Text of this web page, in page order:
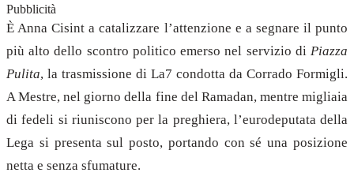
Pubblicità
È Anna Cisint a catalizzare l’attenzione e a segnare il punto
più alto dello scontro politico emerso nel servizio di Piazza
Pulita, la trasmissione di La7 condotta da Corrado Formigli.
A Mestre, nel giorno della fine del Ramadan, mentre migliaia
di fedeli si riuniscono per la preghiera, l’eurodeputata della
Lega si presenta sul posto, portando con sé una posizione
netta e senza sfumature.